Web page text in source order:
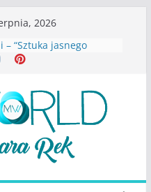
2026
– “Sztuka jasnego
Sekrety seksbiznesu”
Lewandowicz – Zanim
siebie
– “Wysoko
depresja”
– “Bezwzględni. O
portalu